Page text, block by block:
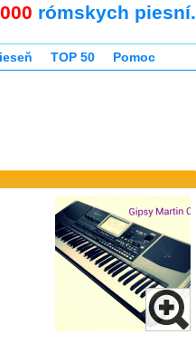
rómskych piesní.
TOP 50 Pomoc